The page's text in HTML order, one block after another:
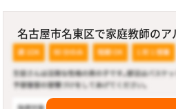
名古屋市名東区で家庭教師のア